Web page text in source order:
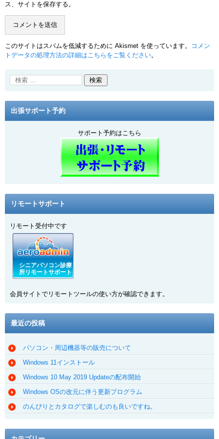
ス、サイトを保存する。
このサイトはスパムを低減するために Akismet を使っています。
コメン
トデータの処理方法の詳細はこちらをご覧ください。
出張サポート予約
サポート予約はこちら
リモートサポート
リモート受付中です
シニアパソコン診療
所リモートサポート
会員サイトでリモートツールの使い方が確認できます。
最近の投稿
パソコン・周辺機器等の販売について
Windows 11インストール
Windows 10 May 2019 Updateの配布開始
Windows OSの改元に伴う更新プログラム
のんびりとカタログで楽しむのも良いですね。